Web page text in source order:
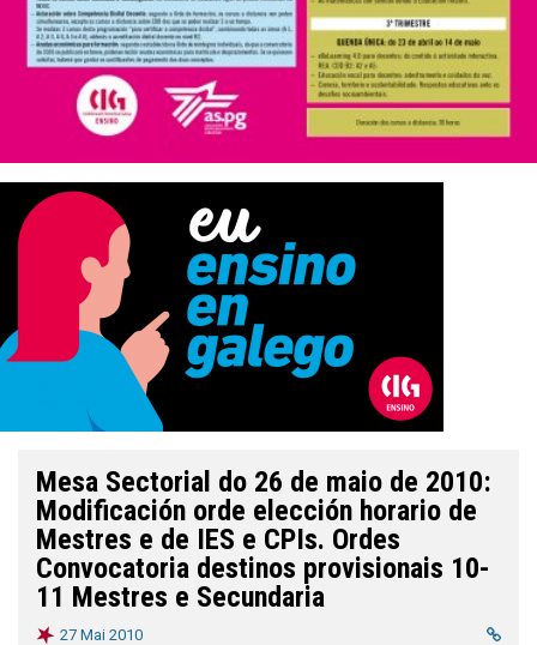
Mesa Sectorial do 26 de maio de 2010:
Modificación orde elección horario de
Mestres e de IES e CPIs. Ordes
Convocatoria destinos provisionais 10-
11 Mestres e Secundaria
27 Mai 2010